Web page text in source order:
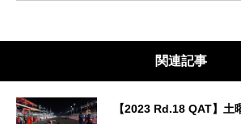
関連記事
【2023 Rd.18 QAT】土